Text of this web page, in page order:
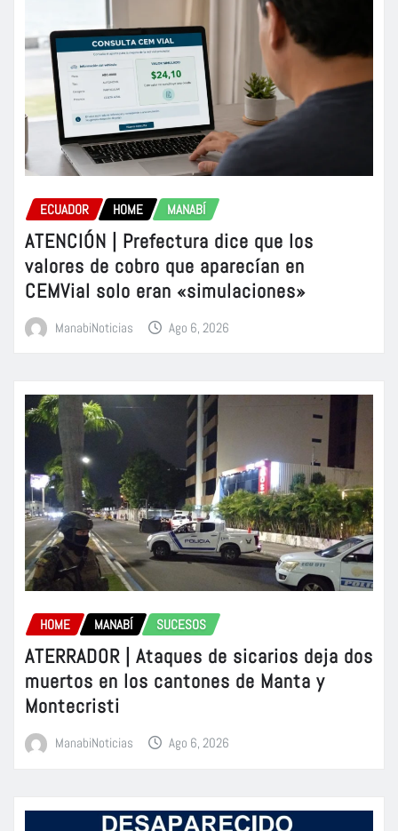
ECUADOR HOME MANABÍ
ATENCIÓN | Prefectura dice que los
valores de cobro que aparecían en
CEMVial solo eran «simulaciones»
ManabiNoticias Ago 6, 2026
HOME MANABÍ SUCESOS
ATERRADOR | Ataques de sicarios deja dos
muertos en los cantones de Manta y
Montecristi
ManabiNoticias Ago 6, 2026